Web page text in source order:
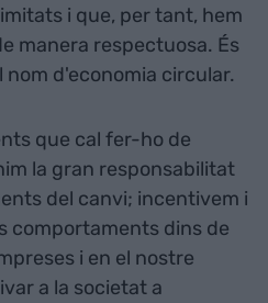
i que, per tant, hem
manera respectuosa. És
nom d'economia circular.
que cal fer-ho de
la gran responsabilitat
del canvi; incentivem i
comportaments dins de
i en el nostre
a la societat a